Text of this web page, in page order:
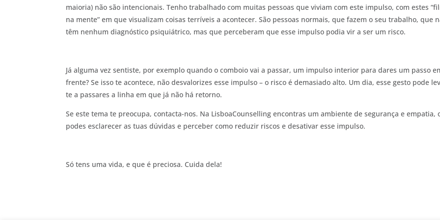
maioria) não são intencionais. Tenho trabalhado com muitas pessoas que viviam com este impulso, com estes
na mente” em que visualizam coisas terríveis a acontecer. São pessoas normais, que fazem o seu trabalho, que
têm nenhum diagnóstico psiquiátrico, mas que perceberam que esse impulso podia vir a ser um risco.
Já alguma vez sentiste, por exemplo quando o comboio vai a passar, um impulso interior para dares um passo
frente? Se isso te acontece, não desvalorizes esse impulso – o risco é demasiado alto. Um dia, esse gesto pode
te a passares a linha em que já não há retorno.
Se este tema te preocupa, contacta-nos. Na LisboaCounselling encontras um ambiente de segurança e empatia,
podes esclarecer as tuas dúvidas e perceber como reduzir riscos e desativar esse impulso.
Só tens uma vida, e que é preciosa. Cuida dela!